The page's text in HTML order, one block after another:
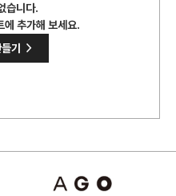
습니다.
에 추가해 보세요.
기
>